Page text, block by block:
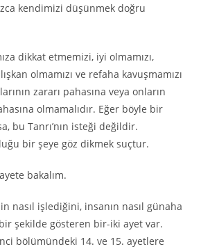
kendimizi düşünmek doğru
dikkat etmemizi, iyi olmamızı,
olmamızı ve refaha kavuşmamızı
zararı pahasına veya onların
olmamalıdır. Eğer böyle bir
bu Tanrı’nın isteği değildir.
bir şeye göz dikmek suçtur.
bakalım.
nasıl işlediğini, insanın nasıl günaha
şekilde gösteren bir-iki ayet var.
bölümündeki 14. ve 15. ayetlere